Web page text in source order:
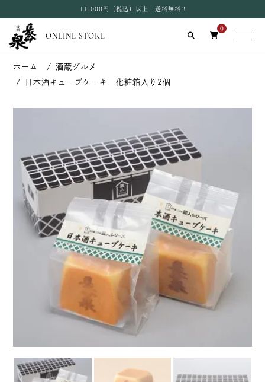
11,000円（税込）以上 送料無料!!
ONLINE STORE
0
酒蔵グルメ
日本酒キューブケーキ 化粧箱入り2個